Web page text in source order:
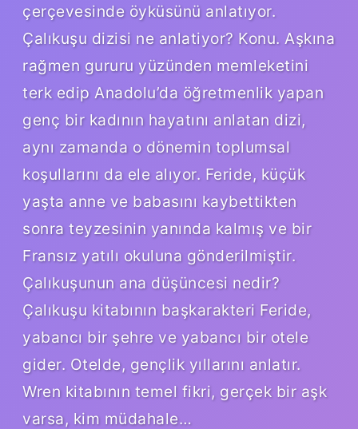
çerçevesinde öyküsünü anlatıyor.
Çalıkuşu dizisi ne anlatiyor? Konu. Aşkına
rağmen gururu yüzünden memleketini
terk edip Anadolu’da öğretmenlik yapan
genç bir kadının hayatını anlatan dizi,
aynı zamanda o dönemin toplumsal
koşullarını da ele alıyor. Feride, küçük
yaşta anne ve babasını kaybettikten
sonra teyzesinin yanında kalmış ve bir
Fransız yatılı okuluna gönderilmiştir.
Çalıkuşunun ana düşüncesi nedir?
Çalıkuşu kitabının başkarakteri Feride,
yabancı bir şehre ve yabancı bir otele
gider. Otelde, gençlik yıllarını anlatır.
Wren kitabının temel fikri, gerçek bir aşk
varsa, kim müdahale…